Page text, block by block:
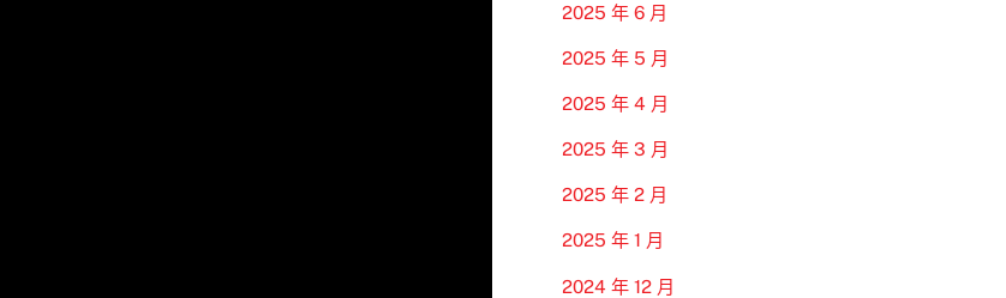
2025 年 6 月
2025 年 5 月
2025 年 4 月
2025 年 3 月
2025 年 2 月
2025 年 1 月
2024 年 12 月